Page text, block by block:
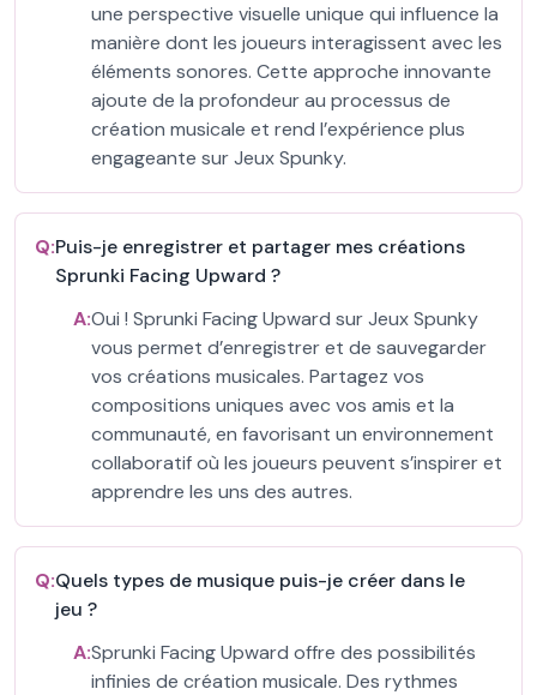
une perspective visuelle unique qui influence la
manière dont les joueurs interagissent avec les
éléments sonores. Cette approche innovante
ajoute de la profondeur au processus de
création musicale et rend l’expérience plus
engageante sur Jeux Spunky.
Q:Puis-je enregistrer et partager mes créations
Sprunki Facing Upward ?
A:Oui ! Sprunki Facing Upward sur Jeux Spunky
vous permet d’enregistrer et de sauvegarder
vos créations musicales. Partagez vos
compositions uniques avec vos amis et la
communauté, en favorisant un environnement
collaboratif où les joueurs peuvent s’inspirer et
apprendre les uns des autres.
Q:Quels types de musique puis-je créer dans le
jeu ?
A:Sprunki Facing Upward offre des possibilités
infinies de création musicale. Des rythmes